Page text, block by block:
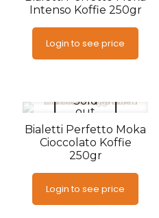
Intenso Koffie 250gr
Login to see price
Sold
out
Bialetti Perfetto Moka
Cioccolato Koffie
250gr
Login to see price